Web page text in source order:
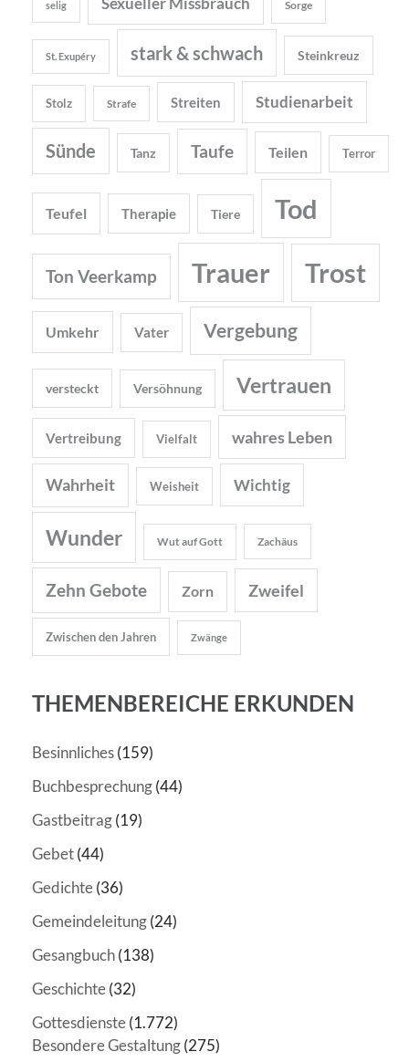
selig Sorge
St. Exupéry stark & schwach Steinkreuz
Stolz Strafe Streiten Studienarbeit
Sünde Tanz Taufe Teilen Terror
Teufel Therapie Tiere Tod
Ton Veerkamp Trauer Trost
Umkehr Vater Vergebung
versteckt Versöhnung Vertrauen
Vertreibung Vielfalt wahres Leben
Wahrheit Weisheit Wichtig
Wunder Wut auf Gott Zachäus
Zehn Gebote Zorn Zweifel
Zwischen den Jahren Zwänge
THEMENBEREICHE ERKUNDEN
Besinnliches(159)
Buchbesprechung(44)
Gastbeitrag(19)
Gebet(44)
Gedichte(36)
Gemeindeleitung(24)
Gesangbuch(138)
Geschichte(32)
Gottesdienste(1.772)
Besondere Gestaltung(275)